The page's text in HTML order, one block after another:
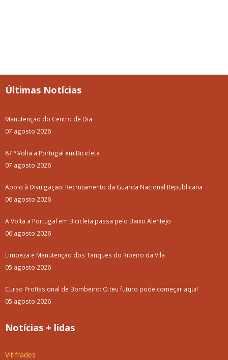
Últimas Notícias
Manutenção do Centro de Dia
07 agosto 2026
87.ª Volta a Portugal em Bicicleta
07 agosto 2026
Apoio à Divulgação: Recrutamento da Guarda Nacional Republicana
06 agosto 2026
A Volta a Portugal em Bicicleta passa pelo Baixo Alentejo
06 agosto 2026
Limpeza e Manutenção dos Tanques do Ribeiro da Vila
05 agosto 2026
Curso Profissional de Bombeiro: O teu futuro pode começar aqui!
05 agosto 2026
Notícias + lidas
Vitifrades